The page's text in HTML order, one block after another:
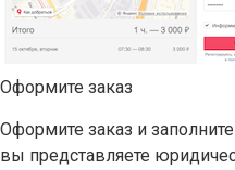
Оформите заказ
Оформите заказ и
вы представляете